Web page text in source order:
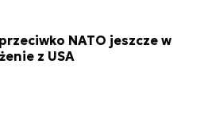
NATO jeszcze w
z USA